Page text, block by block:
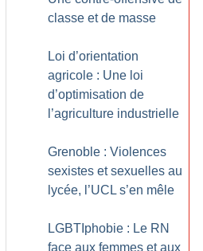
classe et de masse
Loi d’orientation
agricole : Une loi
d’optimisation de
l’agriculture industrielle
Grenoble : Violences
sexistes et sexuelles au
lycée, l’UCL s’en mêle
LGBTIphobie : Le RN
face aux femmes et aux